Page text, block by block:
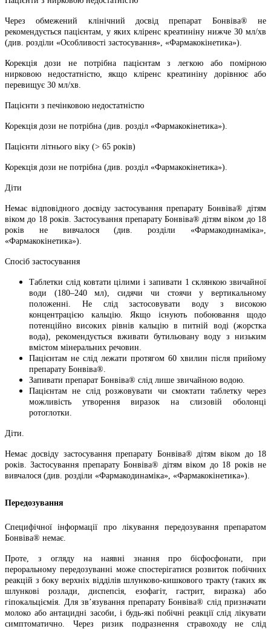
Через обмежений клінічний досвід препарат Бонвіва® не
рекомендується пацієнтам, у яких кліренс креатиніну нижче 30 мл/хв
(див. розділи «Особливості застосування», «Фармакокінетика»).
Корекція дози не потрібна пацієнтам з легкою або помірною
нирковою недостатністю, якщо кліренс креатиніну дорівнює або
перевищує 30 мл/хв.
Пацієнти з печінковою недостатністю
Корекція дози не потрібна (див. розділ «Фармакокінетика»).
Пацієнти літнього віку (> 65 років)
Корекція дози не потрібна (див. розділ «Фармакокінетика»).
Діти
Немає відповідного досвіду застосування препарату Бонвіва® дітям
віком до 18 років. Застосування препарату Бонвіва® дітям віком до 18
років не вивчалося (див. розділи «Фармакодинаміка»,
«Фармакокінетика»).
Спосіб застосування
Таблетки слід ковтати цілими і запивати 1 склянкою звичайної
води (180–240 мл), сидячи чи стоячи у вертикальному
положенні. Не слід застосовувати воду з високою
концентрацією кальцію. Якщо існують побоювання щодо
потенційно високих рівнів кальцію в питній воді (жорстка
вода), рекомендується вживати бутильовану воду з низьким
вмістом мінеральних речовин.
Пацієнтам не слід лежати протягом 60 хвилин після прийому
препарату Бонвіва®.
Запивати препарат Бонвіва® слід лише звичайною водою.
Пацієнтам не слід розжовувати чи смоктати таблетку через
можливість утворення виразок на слизовій оболонці
ротоглотки.
Діти.
Немає досвіду застосування препарату Бонвіва® дітям віком до 18
років. Застосування препарату Бонвіва® дітям віком до 18 років не
вивчалося (див. розділи «Фармакодинаміка», «Фармакокінетика»).
Передозування
Специфічної інформації про лікування передозування препаратом
Бонвіва® немає.
Проте, з огляду на наявні знання про бісфосфонати, при
пероральному передозуванні може спостерігатися розвиток побічних
реакцій з боку верхніх відділів шлунково-кишкового тракту (таких як
шлункові розлади, диспепсія, езофагіт, гастрит, виразка) або
гіпокальціємія. Для зв’язування препарату Бонвіва® слід призначати
молоко або антацидні засоби, і будь-які побічні реакції слід лікувати
симптоматично. Через ризик подразнення стравоходу не слід